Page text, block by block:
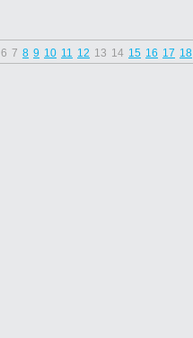
6 7 8 9 10 11 12 13 14 15 16 17 18